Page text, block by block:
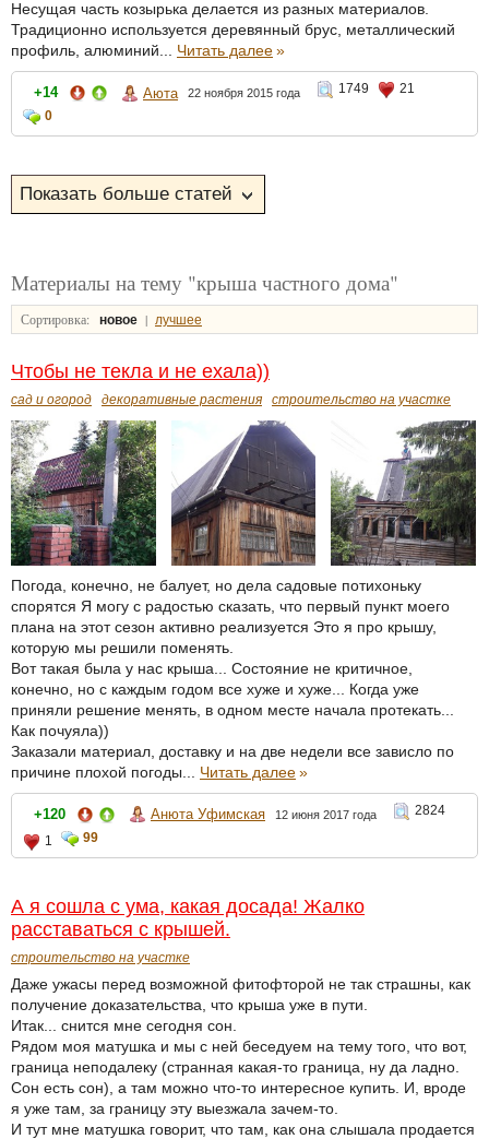
Несущая часть козырька делается из разных материалов.
Традиционно используется деревянный брус, металлический
профиль, алюминий... Читать далее»
+14 Аюта 22 ноября 2015 года 1749
21
0
Материалы на тему "крыша частного дома"
Сортировка: новое | лучшее
Чтобы не текла и не ехала))
сад и огород декоративные растения строительство на участке
Погода, конечно, не балует, но дела садовые потихоньку
спорятся Я могу с радостью сказать, что первый пункт моего
плана на этот сезон активно реализуется Это я про крышу,
которую мы решили поменять.
Вот такая была у нас крыша... Состояние не критичное,
конечно, но с каждым годом все хуже и хуже... Когда уже
приняли решение менять, в одном месте начала протекать...
Как почуяла))
Заказали материал, доставку и на две недели все зависло по
причине плохой погоды... Читать далее»
+120 Анюта Уфимская 12 июня 2017 года
2824
1
99
А я сошла с ума, какая досада! Жалко
расставаться с крышей.
строительство на участке
Даже ужасы перед возможной фитофторой не так страшны, как
получение доказательства, что крыша уже в пути.
Итак... снится мне сегодня сон.
Рядом моя матушка и мы с ней беседуем на тему того, что вот,
граница неподалеку (странная какая-то граница, ну да ладно.
Сон есть сон), а там можно что-то интересное купить. И, вроде
я уже там, за границу эту выезжала зачем-то.
И тут мне матушка говорит, что там, как она слышала продается